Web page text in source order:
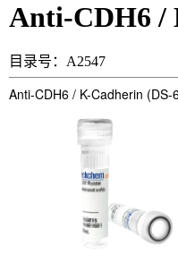
Anti-CDH6 /
目录号：A2547
Anti-CDH6 / K-Cadherin